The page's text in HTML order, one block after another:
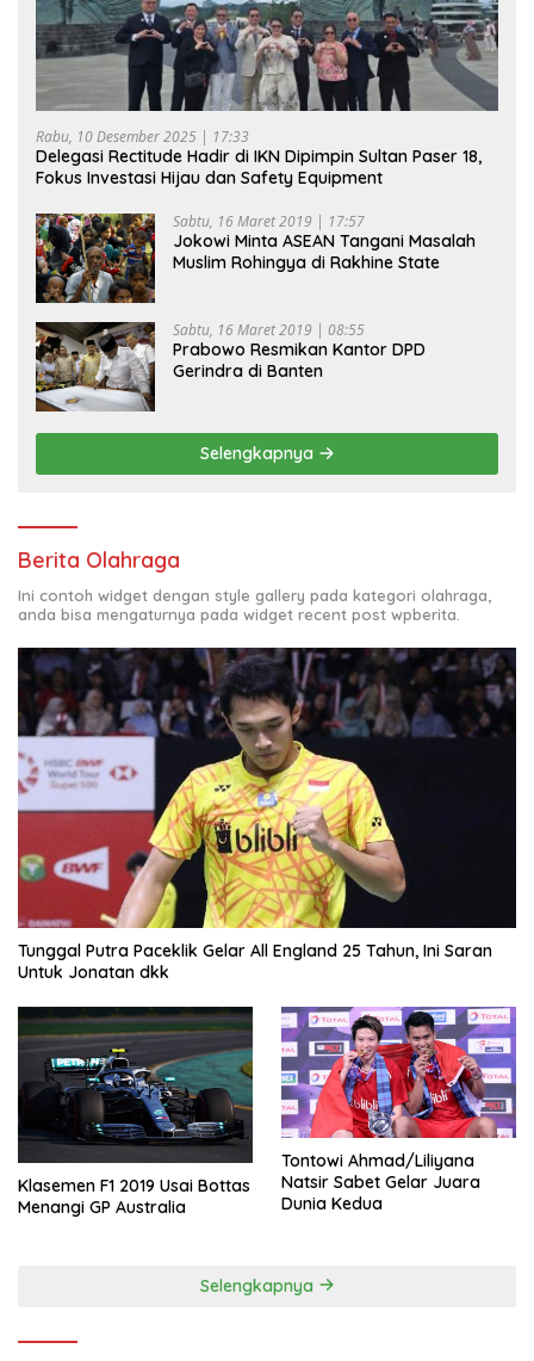
Rabu, 10 Desember 2025 | 17:33
Delegasi Rectitude Hadir di IKN Dipimpin Sultan Paser 18,
Fokus Investasi Hijau dan Safety Equipment
Sabtu, 16 Maret 2019 | 17:57
Jokowi Minta ASEAN Tangani Masalah
Muslim Rohingya di Rakhine State
Sabtu, 16 Maret 2019 | 08:55
Prabowo Resmikan Kantor DPD
Gerindra di Banten
Selengkapnya
Berita Olahraga
Ini contoh widget dengan style gallery pada kategori olahraga,
anda bisa mengaturnya pada widget recent post wpberita.
Tunggal Putra Paceklik Gelar All England 25 Tahun, Ini Saran
Untuk Jonatan dkk
Klasemen F1 2019 Usai Bottas
Menangi GP Australia
Tontowi Ahmad/Liliyana
Natsir Sabet Gelar Juara
Dunia Kedua
Selengkapnya